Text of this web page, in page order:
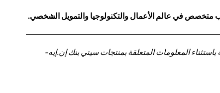
متخصص في عالم الأعمال والتكنولوجيا والتمويل الشخصي.
المعلومات المتعلقة بمنتجات سيتي بنك إن.إيه-